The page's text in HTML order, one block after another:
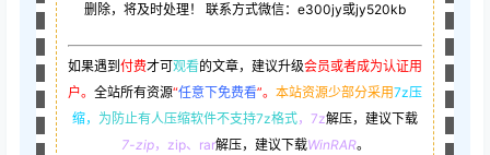
删除，将及时处理！ 联系方式微信：e300jy或jy520kb
如果遇到 付费才可观看的文章，建议升级会员或者成为认证用
户。 全站所有资源“任意下免费看”。 本站资源少部分采用7z压
缩， 为防止有人压缩软件不支持7z格式，7z解压，建议下载
7-zip，zip、rar解压，建议下载WinRAR。